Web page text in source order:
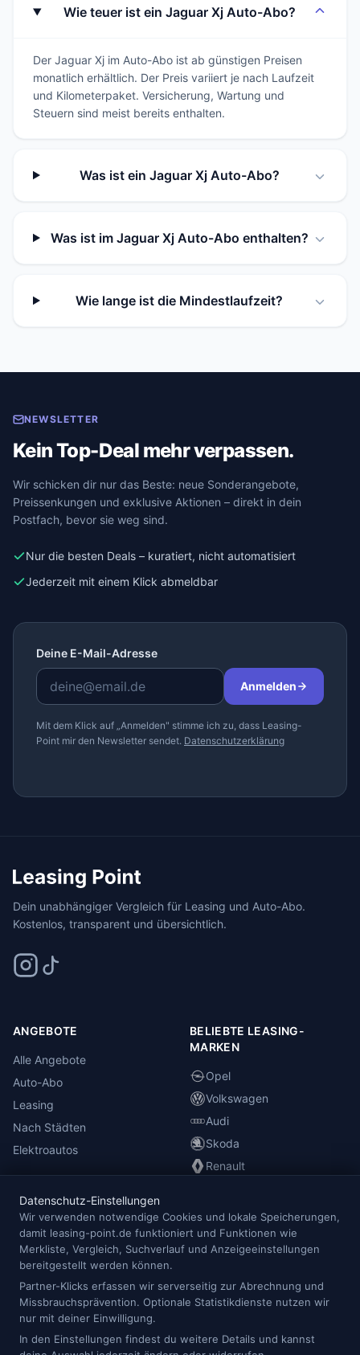
Wie teuer ist ein Jaguar Xj Auto-Abo?
Der Jaguar Xj im Auto-Abo ist ab günstigen Preisen
monatlich erhältlich. Der Preis variiert je nach Laufzeit
und Kilometerpaket. Versicherung, Wartung und
Steuern sind meist bereits enthalten.
Was ist ein Jaguar Xj Auto-Abo?
Was ist im Jaguar Xj Auto-Abo enthalten?
Wie lange ist die Mindestlaufzeit?
NEWSLETTER
Kein Top-Deal mehr verpassen.
Wir schicken dir nur das Beste: neue Sonderangebote,
Preissenkungen und exklusive Aktionen – direkt in dein
Postfach, bevor sie weg sind.
Nur die besten Deals – kuratiert, nicht automatisiert
Jederzeit mit einem Klick abmeldbar
Deine E-Mail-Adresse
Anmelden
Mit dem Klick auf „Anmelden" stimme ich zu, dass Leasing-
Point mir den Newsletter sendet. Datenschutzerklärung
Dein unabhängiger Vergleich für Leasing und Auto-Abo.
Kostenlos, transparent und übersichtlich.
ANGEBOTE
Alle Angebote
Auto-Abo
Leasing
Nach Städten
Elektroautos
BELIEBTE LEASING-
MARKEN
Opel
Volkswagen
Audi
Skoda
Renault
INFORMATIONEN
Anbieterübersicht
Blog
Redaktion
Impressum
Datenschutz
Cookie-Einstellungen
Datenschutz-Einstellungen
Wir verwenden notwendige Cookies und lokale Speicherungen,
damit leasing-point.de funktioniert und Funktionen wie
Merkliste, Vergleich, Suchverlauf und Anzeigeeinstellungen
bereitgestellt werden können.
Partner-Klicks erfassen wir serverseitig zur Abrechnung und
Missbrauchsprävention. Optionale Statistikdienste nutzen wir
nur mit deiner Einwilligung.
In den Einstellungen findest du weitere Details und kannst